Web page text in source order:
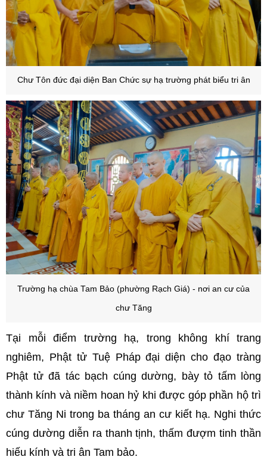
Chư Tôn đức đại diện Ban Chức sự hạ trường phát biểu tri ân
Trường hạ chùa Tam Bảo (phường Rạch Giá) - nơi an cư của
chư Tăng
Tại mỗi điểm trường hạ, trong không khí trang
nghiêm, Phật tử Tuệ Pháp đại diện cho đạo tràng
Phật tử đã tác bạch cúng dường, bày tỏ tấm lòng
thành kính và niềm hoan hỷ khi được góp phần hộ trì
chư Tăng Ni trong ba tháng an cư kiết hạ. Nghi thức
cúng dường diễn ra thanh tịnh, thấm đượm tinh thần
hiếu kính và tri ân Tam bảo.